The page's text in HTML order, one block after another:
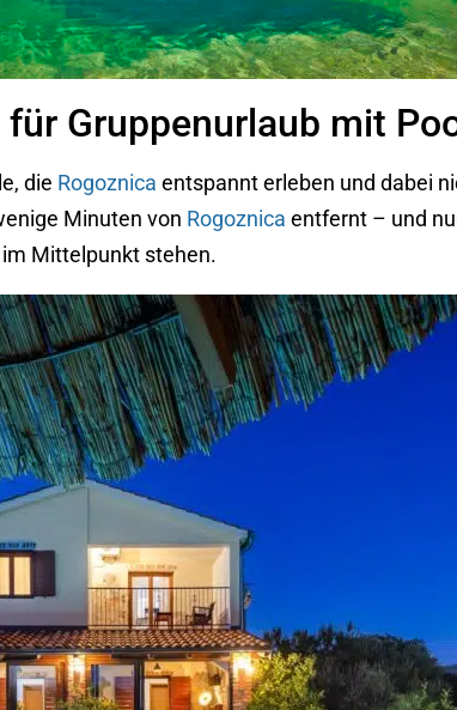
Gruppenurlaub mit
die Rogoznica entspannt erleben und dabei
Minuten von Rogoznica entfernt – und
Mittelpunkt stehen.